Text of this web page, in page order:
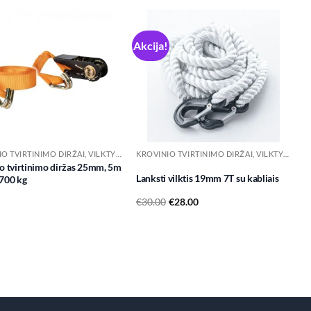
wishlist
tvirtinimo diržas 25mm, 5m
kg
Akcija!
wishlist
Lanksti vilktis 19mm 7T su kabliais
€30.00
Original€28.00
Current